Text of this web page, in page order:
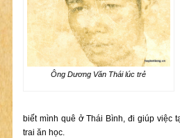
Ông Dương Văn Thái lúc trẻ
biết mình quê ở Thái Bình, đi giúp việc
trai ăn học.